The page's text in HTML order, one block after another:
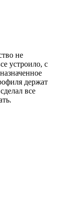
не
устроило, с
держат
все